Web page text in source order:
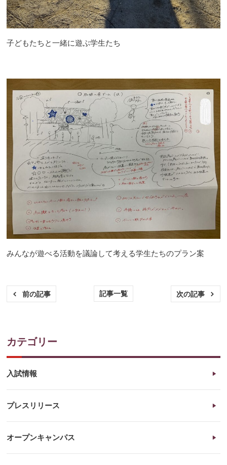
子どもたちと一緒に遊ぶ学生たち
みんなが遊べる活動を議論して考える学生たちのプラン案
前の記事 記事一覧 次の記事
カテゴリー
入試情報
プレスリリース
オープンキャンパス